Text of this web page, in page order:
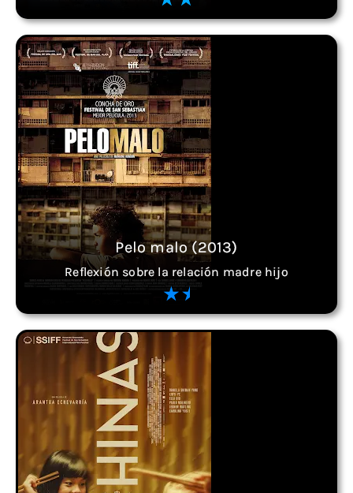
Pelo malo (2013)
Reflexión sobre la relación madre hijo